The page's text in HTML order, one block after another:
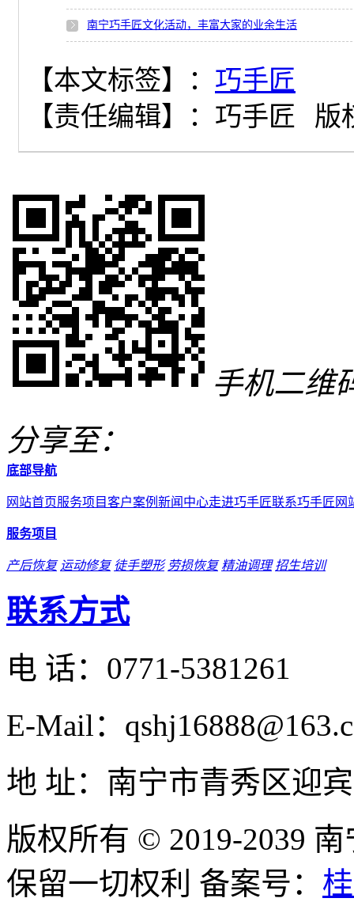
南宁巧手匠文化活动，丰富大家的业余生活
【本文标签】： 巧手匠
【责任编辑】： 巧手匠 版
手机二维
分享至：
底部导航
网站首页服务项目客户案例 新闻中心走进巧手匠联系巧手匠 网
服务项目
产后恢复 运动修复 徒手塑形 劳损恢复 精油调理 招生培训
联系方式
电 话： 0771-5381261
E-Mail：
地 址：南宁市青秀区迎
版权所有 © 2019-2039
保留一切权利 备案号：